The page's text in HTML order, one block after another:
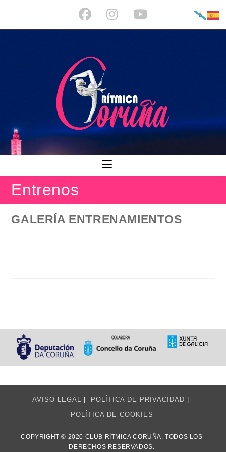
contenido
Entrenos
GALERÍA ENTRENAMIENTOS
AVISO LEGAL
POLÍTICA DE PRIVACIDAD
POLÍTICA DE COOKIES
COPYRIGHT © 2020 CLUB RÍTMICA CORUÑA. TODOS LOS
DERECHOS RESERVADOS.